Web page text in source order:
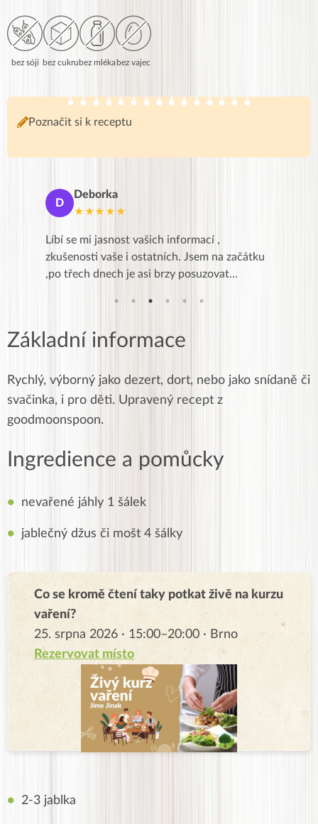
bez sóji bez cukrubez mlékabez vajec
Poznačit si k receptu
na začátku
Dáša
★★★★★
Dobré ráno všem😘Chtěla bych především
moc poděkovat Peti a Gábi za včerejší kurz
zdravého vaření. Ještě to vše vstřebáv…
Základní informace
Rychlý, výborný jako dezert, dort, nebo jako snídaně či
svačinka, i pro děti. Upravený recept z
goodmoonspoon.
Ingredience a pomůcky
nevařené jáhly 1 šálek
jablečný džus či mošt 4 šálky
Co se kromě čtení taky potkat živě na kurzu
vaření?
25. srpna 2026 · 15:00–20:00 · Brno
Rezervovat místo
2-3 jablka